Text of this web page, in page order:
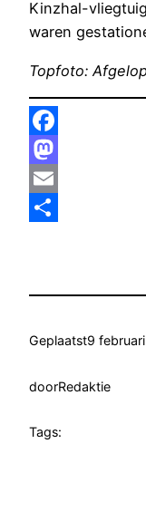
Kinzhal-
waren
Topfoto:
Facebook
Mastodon
Email
Geplaatst9
doorRedaktie
Tags: